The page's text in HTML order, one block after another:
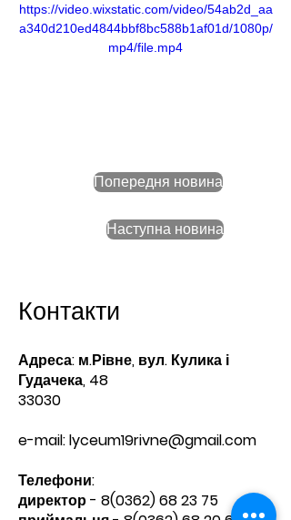
https://video.wixstatic.com/video/54ab2d_aa
a340d210ed4844bbf8bc588b1af01d/1080p/
mp4/file.mp4
Попередня новина
Наступна новина
Контакти
Адреса: м.Рівне, вул. Кулика і
Гудачека, 48
33030
e-mail:lyceum19rivne@gmail.com
Телефони:​
директор - 8(0362) 68 23 75